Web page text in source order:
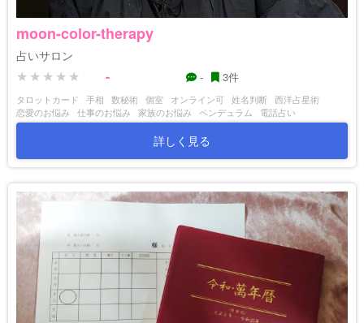
moon-color-therapy
占いサロン
- - 3件
タロットカード 手相 数秘術 個室 オンライン可 姓名判断 西洋占星術
恋愛のお悩み
仕事のお悩み 家族のお悩み ペンデュラム 電話占い
詳しく見る